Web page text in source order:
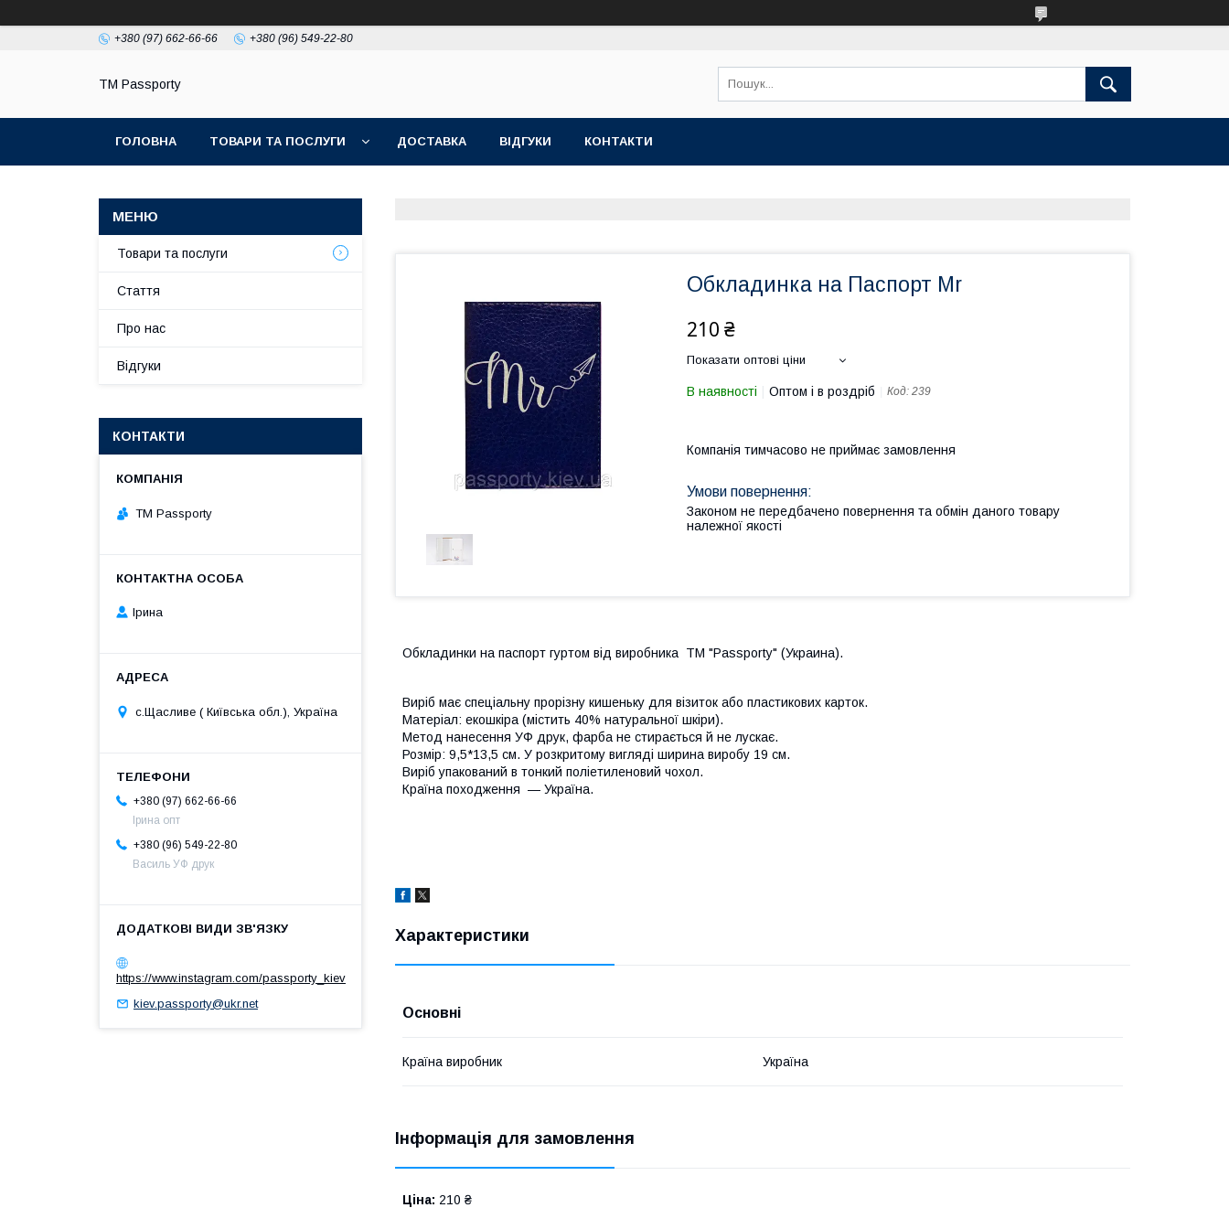
+380 (97) 662-66-66 +380 (96) 549-22-80
TM Passporty
ГОЛОВНА ТОВАРИ ТА ПОСЛУГИ ДОСТАВКА ВІДГУКИ КОНТАКТИ
Обкладинка на Паспорт Mr
210 ₴
Показати оптові ціни
В наявності Оптом і в роздріб Код: 239
Компанія тимчасово не приймає замовлення
Законом не передбачено повернення та обмін даного товару
належної якості
Обкладинки на паспорт гуртом від виробника ТМ "Passporty" (Украина).
Виріб має спеціальну прорізну кишеньку для візиток або пластикових карток.
Матеріал: екошкіра (містить 40% натуральної шкіри).
Метод нанесення УФ друк, фарба не стирається й не лускає.
Розмір: 9,5*13,5 см. У розкритому вигляді ширина виробу 19 см.
Виріб упакований в тонкий поліетиленовий чохол.
Країна походження — Україна.
Характеристики
Основні
Країна виробник Україна
Інформація для замовлення
Ціна: 210 ₴
Товари та послуги
Стаття
Про нас
Відгуки
КОНТАКТИ
TM Passporty
Ірина
с.Щасливе ( Київська обл.), Україна
+380 (97) 662-66-66
Ірина опт
+380 (96) 549-22-80
Василь УФ друк
https://www.instagram.com/passporty_kiev
kiev.passporty@ukr.net